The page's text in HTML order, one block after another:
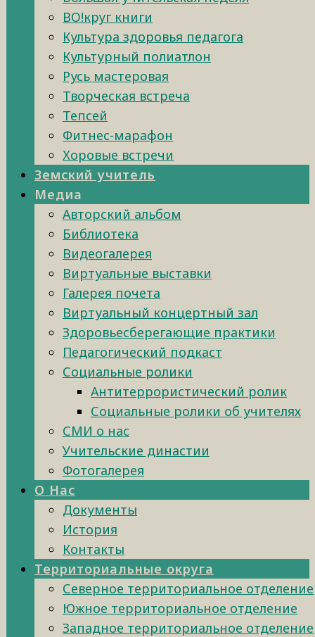
ВО!круг книги
Культура здоровья педагога
Культурный полиатлон
Русь мастеровая
Творческая встреча
Тепсей
Фитнес-марафон
Хоровые встречи
Земский учитель
Медиа
Авторский альбом
Библиотека
Видеогалерея
Виртуальные выставки
Галерея почета
Виртуальный концертный зал
Здоровьесберегающие практики
Педагогический подкаст
Социальные ролики
Антитеррористический ролик
Социальные ролики об учителях
СМИ о нас
Учительские династии
Фотогалерея
О Нас
Документы
История
Контакты
Территориальные округа
Северное территориальное отделение
Южное территориальное отделение
Западное территориальное отделение